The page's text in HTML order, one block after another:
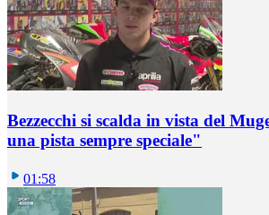
Bezzecchi si scalda in vista del
una pista sempre speciale"
01:58